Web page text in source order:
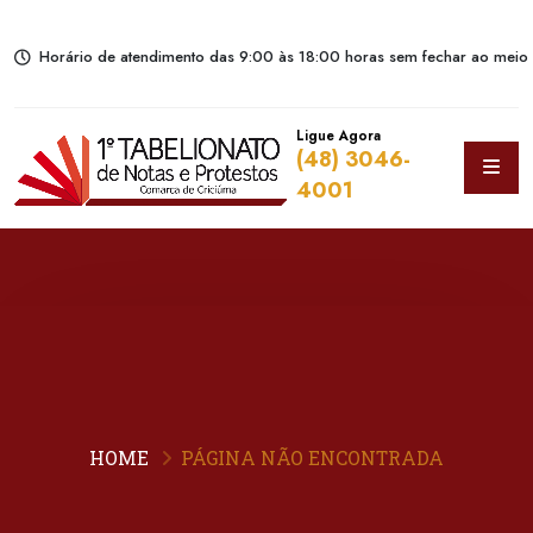
Horário de atendimento das 9:00 às 18:00 horas sem fechar ao meio
Ligue Agora
(48) 3046-
4001
HOME PÁGINA NÃO ENCONTRADA